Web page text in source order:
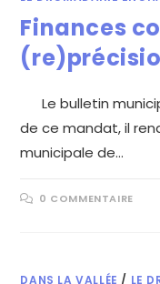
Finances
Le bulletin
de ce mandat, il
municipale de…
0 COMMENTAIRE
DANS LA VALLÉE / LE